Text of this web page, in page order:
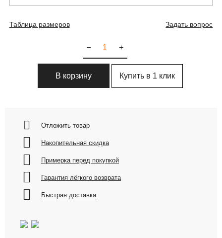
Таблица размеров Задать вопрос
+
−
В корзину Купить в 1 клик
Отложить товар
Накопительная скидка
Примерка перед покупкой
Гарантия лёгкого возврата
Быстрая доставка